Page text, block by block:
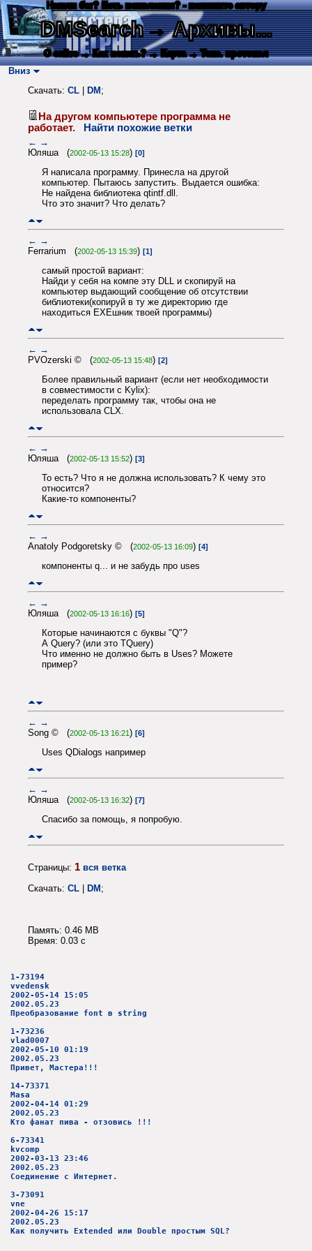
Нашли баг? Есть пожелания? - напишите автору
DMSearch→ Архивы...
О сайте → Как искать? → Карта → Текс. протокол
Вниз
Скачать: CL DM ;
На другом компьютере программа не
работает.
Найти похожие ветки
← →
Юляша (2002-05-13 15:28) [0]
Я написала программу. Принесла на другой
компьютер. Пытаюсь запустить. Выдается ошибка:
Не найдена библиотека qtintf.dll.
Что это значит? Что делать?
← →
Ferrarium (2002-05-13 15:39) [1]
самый простой вариант:
Найди у себя на компе эту DLL и скопируй на
компьютер выдающий сообщение об отсутствии
библиотеки(копируй в ту же директорию где
находиться EXEшник твоей программы)
← →
PVOzerski © (2002-05-13 15:48) [2]
Более правильный вариант (если нет необходимости
в совместимости с Kylix):
переделать программу так, чтобы она не
использовала CLX.
← →
Юляша (2002-05-13 15:52) [3]
То есть? Что я не должна использовать? К чему это
относится?
Какие-то компоненты?
← →
Anatoly Podgoretsky © (2002-05-13 16:09) [4]
компоненты q... и не забудь про uses
← →
Юляша (2002-05-13 16:16) [5]
Которые начинаются с буквы "Q"?
А Query? (или это TQuery)
Что именно не должно быть в Uses? Можете
пример?
← →
Song © (2002-05-13 16:21) [6]
Uses QDialogs например
← →
Юляша (2002-05-13 16:32) [7]
Спасибо за помощь, я попробую.
Страницы: 1 вся ветка
Скачать: CL | DM;
Память: 0.46 MB
Время: 0.03 c
1-73194
vvedensk
2002-05-14 15:05
2002.05.23
Преобразование font в string
1-73236
vlad0007
2002-05-10 01:19
2002.05.23
Привет, Мастера!!!
14-73371
Masa
2002-04-14 01:29
2002.05.23
Кто фанат пива - отзовись !!!
6-73341
kvcomp
2002-03-13 23:46
2002.05.23
Соединение с Интернет.
3-73091
vne
2002-04-26 15:17
2002.05.23
Как получить Extended или Double простым SQL?